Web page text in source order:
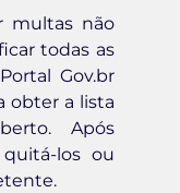
multas não
todas as
Gov.br
obter a lista
Após
los ou